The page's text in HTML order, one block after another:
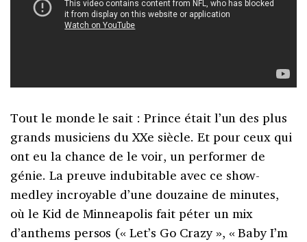
Tout le monde le sait : Prince était l’un des plus
grands musiciens du XXe siècle. Et pour ceux qui
ont eu la chance de le voir, un performer de
génie. La preuve indubitable avec ce show-
medley incroyable d’une douzaine de minutes,
où le Kid de Minneapolis fait péter un mix
d’anthems persos (« Let’s Go Crazy », « Baby I’m